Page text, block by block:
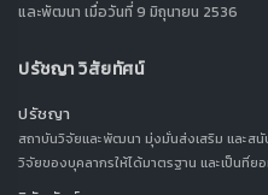
และพัฒนา เมื่อวันที่ 9 มิถุนายน 2536
ปรัชญา วิสัยทัศน์
ปรัชญา
สถาบันวิจัยและพัฒนา มุ่งมั่นส่งเสริม และส
วิจัยของบุคลากรให้ได้มาตรฐาน และเป็นที่ย